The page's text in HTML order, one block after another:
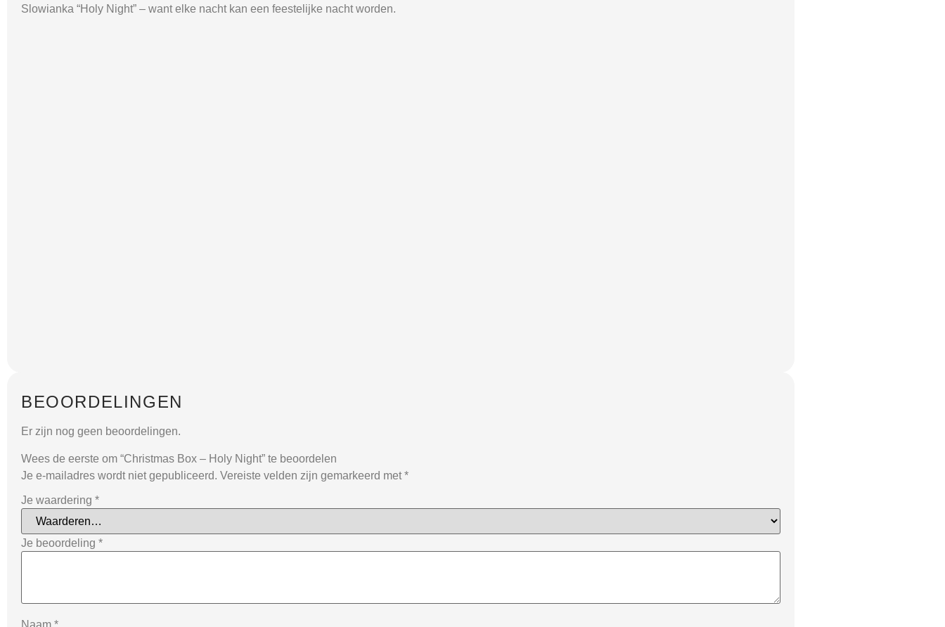
Slowianka “Holy Night” – want elke nacht kan een feestelijke nacht worden.
BEOORDELINGEN
Er zijn nog geen beoordelingen.
Wees de eerste om “Christmas Box – Holy Night” te beoordelen
Je e-mailadres wordt niet gepubliceerd. Vereiste velden zijn gemarkeerd met *
Je waardering *
Je beoordeling *
Naam *